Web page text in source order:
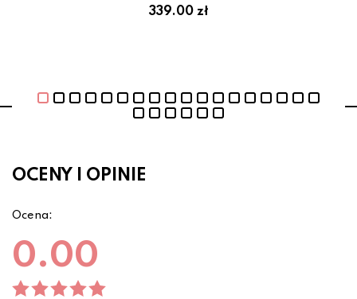
339.00 zł
OCENY I OPINIE
Ocena:
0.00